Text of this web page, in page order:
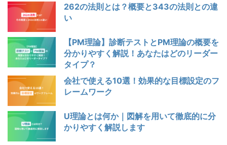
262の法則とは？概要と343の法則との違
い
【PM理論】診断テストとPM理論の概要を
分かりやすく解説！あなたはどのリーダー
タイプ？
会社で使える10選！効果的な目標設定のフ
レームワーク
U理論とは何か｜図解を用いて徹底的に分
かりやすく解説します